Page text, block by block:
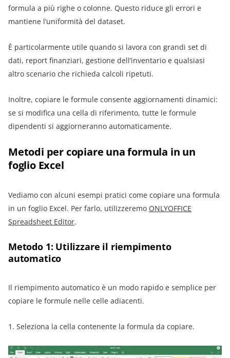
formula a più righe o colonne. Questo riduce gli errori e
mantiene l’uniformità del dataset.
È particolarmente utile quando si lavora con grandi set di
dati, report finanziari, gestione dell’inventario e qualsiasi
altro scenario che richieda calcoli ripetuti.
Inoltre, copiare le formule consente aggiornamenti dinamici:
se si modifica una cella di riferimento, tutte le formule
dipendenti si aggiorneranno automaticamente.
Metodi per copiare una formula in un
foglio Excel
Vediamo con alcuni esempi pratici come copiare una formula
in un foglio Excel. Per farlo, utilizzeremo ONLYOFFICE
Spreadsheet Editor.
Metodo 1: Utilizzare il riempimento
automatico
Il riempimento automatico è un modo rapido e semplice per
copiare le formule nelle celle adiacenti.
1. Seleziona la cella contenente la formula da copiare.